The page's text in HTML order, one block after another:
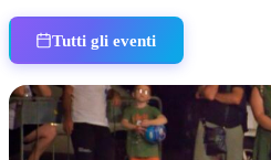
Tutti gli eventi